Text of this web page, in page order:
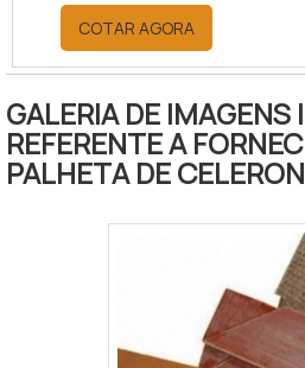
indústrias,
comércios. O aparelho fica
nos sistemas
edificações e
instalações contra
que a eletricidade
circuitos.CONHEÇA OS
MODELOS E
Siemens é
maiores do mercado,
150 anos no ramo
COTAR AGORA
GALERIA DE IMAGENS
REFERENTE A
PALHETA DE